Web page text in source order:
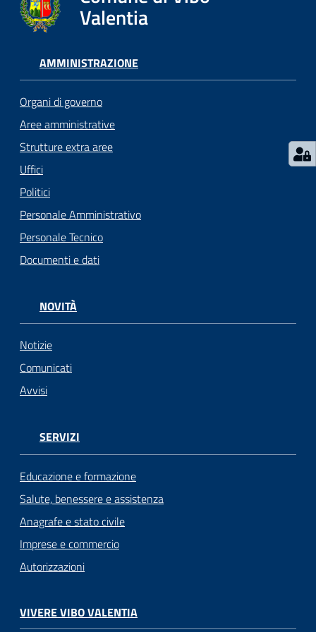
argomenti...
Seguici
su
Valentia
AMMINISTRAZIONE
Organi di governo
Aree amministrative
Strutture extra aree
Uffici
Politici
Personale Amministrativo
Personale Tecnico
Documenti e dati
NOVITÀ
Notizie
Comunicati
Avvisi
SERVIZI
Educazione e formazione
Salute, benessere e assistenza
Anagrafe e stato civile
Imprese e commercio
Autorizzazioni
VIVERE VIBO VALENTIA